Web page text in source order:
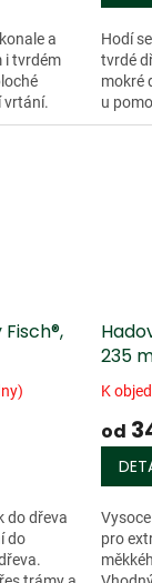
a
i tvrdém
vrtání.
dnem a
Hodí
tvrdé
mokré
u
do dřeva
do
235
K
od
pro